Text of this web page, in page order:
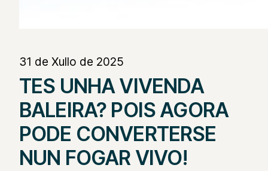
31 de Xullo de 2025
TES UNHA VIVENDA
BALEIRA? POIS AGORA
PODE CONVERTERSE
NUN FOGAR VIVO!